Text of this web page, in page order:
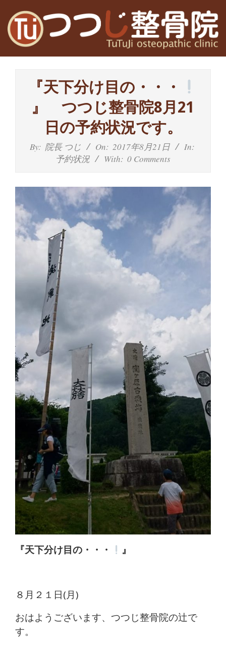
content
高
の
整
体
肩
こ
り
腰
痛
坐
骨
神
経
痛
は
つ
つ
じ
整
骨
院
『天下分け目の・・・
』 つつじ整骨院8月21
日の予約状況です。
By: 院長 つじ On: 2017年8月21日
In:
予約状況
With: 0 Comments
『天下分け目の・・・ 』
８月２１日(月)
おはようございます、つつじ整骨院の辻で
す。